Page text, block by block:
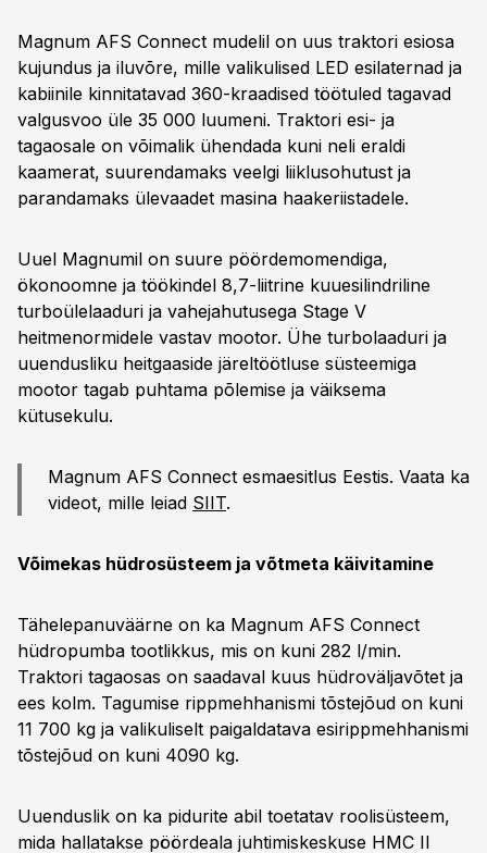
Magnum AFS Connect mudelil on uus traktori esiosa
kujundus ja iluvõre, mille valikulised LED esilaternad ja
kabiinile kinnitatavad 360-kraadised töötuled tagavad
valgusvoo üle 35 000 luumeni. Traktori esi- ja
tagaosale on võimalik ühendada kuni neli eraldi
kaamerat, suurendamaks veelgi liiklusohutust ja
parandamaks ülevaadet masina haakeriistadele.
Uuel Magnumil on suure pöördemomendiga,
ökonoomne ja töökindel 8,7-liitrine kuuesilindriline
turboülelaaduri ja vahejahutusega Stage V
heitmenormidele vastav mootor. Ühe turbolaaduri ja
uuendusliku heitgaaside järeltöötluse süsteemiga
mootor tagab puhtama põlemise ja väiksema
kütusekulu.
Magnum AFS Connect esmaesitlus Eestis. Vaata ka
videot, mille leiad SIIT.
Võimekas hüdrosüsteem ja võtmeta käivitamine
Tähelepanuväärne on ka Magnum AFS Connect
hüdropumba tootlikkus, mis on kuni 282 l/min.
Traktori tagaosas on saadaval kuus hüdroväljavõtet ja
ees kolm. Tagumise rippmehhanismi tõstejõud on kuni
11 700 kg ja valikuliselt paigaldatava esirippmehhanismi
tõstejõud on kuni 4090 kg.
Uuenduslik on ka pidurite abil toetatav roolisüsteem,
mida hallatakse pöördeala juhtimiskeskuse HMC II